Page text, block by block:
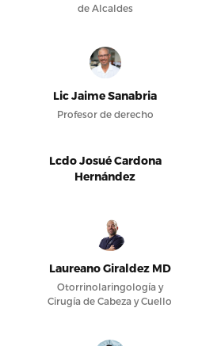
de Alcaldes
Lic Jaime Sanabria
Profesor de derecho
Lcdo Josué Cardona
Hernández
Laureano Giraldez MD
Otorrinolaringología y
Cirugía de Cabeza y Cuello